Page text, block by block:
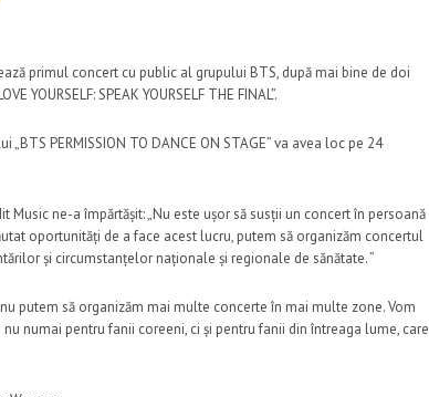
primul concert cu public al grupului BTS, după mai bine de doi
YOURSELF: SPEAK YOURSELF THE FINAL”.
PERMISSION TO DANCE ON STAGE” va avea loc pe 24
Music ne-a împărtășit: „Nu este ușor să susții un concert în persoană
oportunități de a face acest lucru, putem să organizăm concertul
și circumstanțelor naționale și regionale de sănătate. ”
putem să organizăm mai multe concerte în mai multe zone. Vom
numai pentru fanii coreeni, ci și pentru fanii din întreaga lume, care